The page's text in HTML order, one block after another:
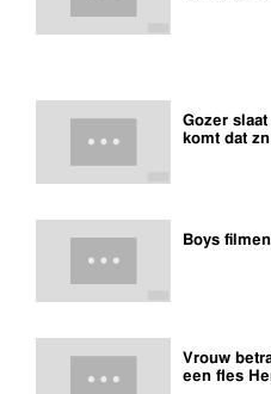
Gozer
komt dat
Boys
Vrouw
een fles